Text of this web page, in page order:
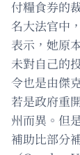
付糧食券的
名大法官中
表示，她原
未對自己的
令也是由傑
若是政府重
州而異。但
補助比部分